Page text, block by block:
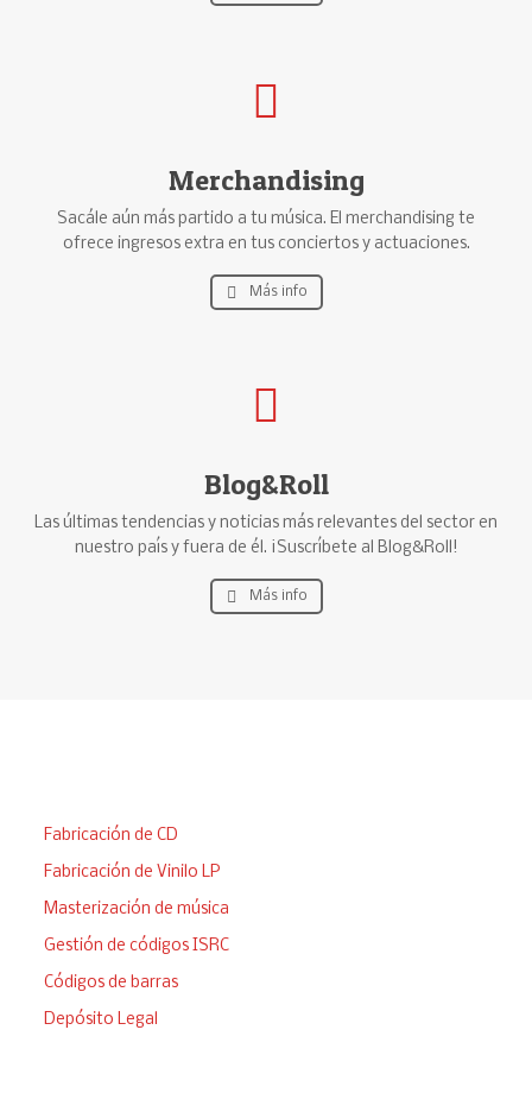
Merchandising
Sacále aún más partido a tu música. El merchandising te
ofrece ingresos extra en tus conciertos y actuaciones.
Más info
Blog&Roll
Las últimas tendencias y noticias más relevantes del sector en
nuestro país y fuera de él. ¡Suscríbete al Blog&Roll!
Más info
Fabricación de CD
Fabricación de Vinilo LP
Masterización de música
Gestión de códigos ISRC
Códigos de barras
Depósito Legal